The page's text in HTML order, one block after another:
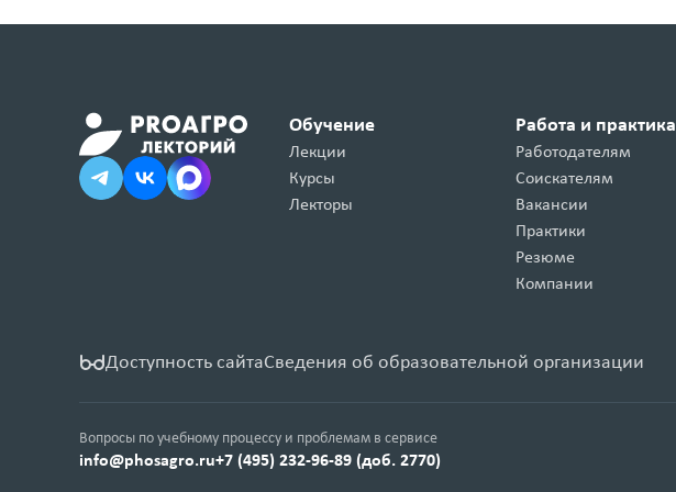
Обучение
Лекции
Курсы
Лекторы
Работа и практика
Работодателям
Соискателям
Вакансии
Практики
Резюме
Компании
Доступность сайтаСведения об образовательной организации
Вопросы по учебному процессу и проблемам в сервисе
info@phosagro.ru+7 (495) 232-96-89 (доб. 2770)